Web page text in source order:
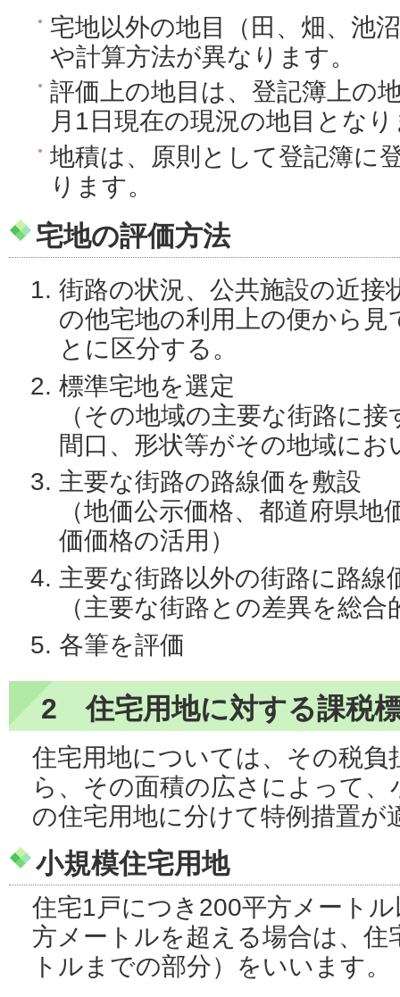
宅地以外の地目（田、畑、池
や計算方法が異なります。
評価上の地目は、登記簿上の
月1日現在の現況の地目とな
地積は、原則として登記簿に
ります。
宅地の評価方法
街路の状況、公共施設の近接
の他宅地の利用上の便から
とに区分する。
標準宅地を選定
（その地域の主要な街路に
間口、形状等がその地域に
主要な街路の路線価を敷設
（地価公示価格、都道府県
価価格の活用）
主要な街路以外の街路に路線
（主要な街路との差異を総
各筆を評価
2 住宅用地に対する課税
住宅用地については、その税負
ら、その面積の広さによって
の住宅用地に分けて特例措置が
小規模住宅用地
住宅1戸につき200平方メート
方メートルを超える場合は、
トルまでの部分）をいいます。